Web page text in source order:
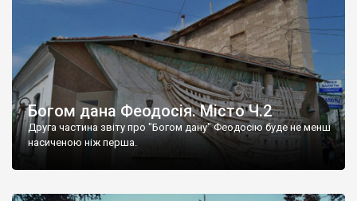
Богом дана Феодосія. Місто Ч.2
Друга частина звіту про "Богом дану" Феодосію буде не менш
насиченою ніж перша.